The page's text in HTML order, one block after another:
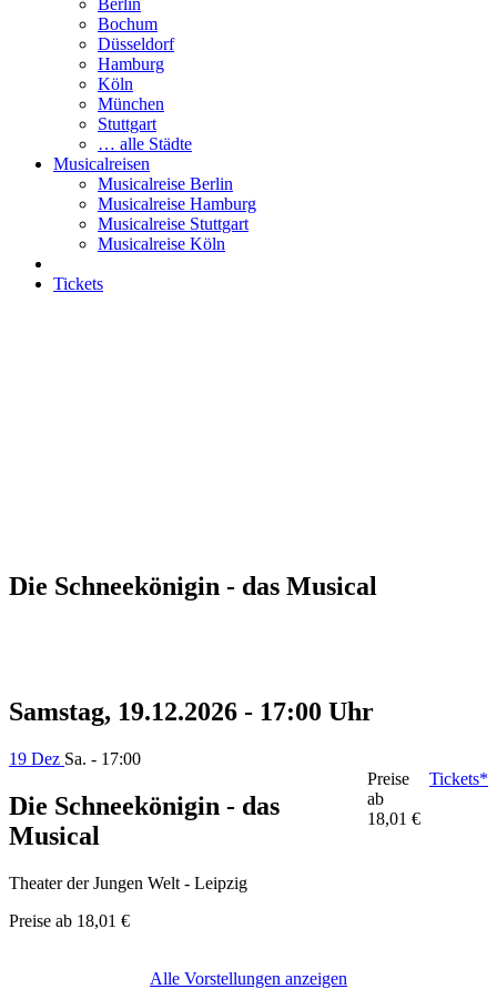
Berlin
Bochum
Düsseldorf
Hamburg
Köln
München
Stuttgart
… alle Städte
Musicalreisen
Musicalreise Berlin
Musicalreise Hamburg
Musicalreise Stuttgart
Musicalreise Köln
Tickets
Die Schneekönigin - das Musical
Samstag, 19.12.2026 - 17:00 Uhr
19 Dez Sa. - 17:00
Die Schneekönigin - das
Musical
Theater der Jungen Welt - Leipzig
Preise ab 18,01 €
Preise
ab
18,01 €
Tickets*
Alle Vorstellungen anzeigen